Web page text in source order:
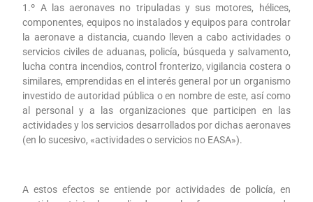
1.º A las aeronaves no tripuladas y sus motores, hélices,
componentes, equipos no instalados y equipos para controlar
la aeronave a distancia, cuando lleven a cabo actividades o
servicios civiles de aduanas, policía, búsqueda y salvamento,
lucha contra incendios, control fronterizo, vigilancia costera o
similares, emprendidas en el interés general por un organismo
investido de autoridad pública o en nombre de este, así como
al personal y a las organizaciones que participen en las
actividades y los servicios desarrollados por dichas aeronaves
(en lo sucesivo, «actividades o servicios no EASA»).
A estos efectos se entiende por actividades de policía, en